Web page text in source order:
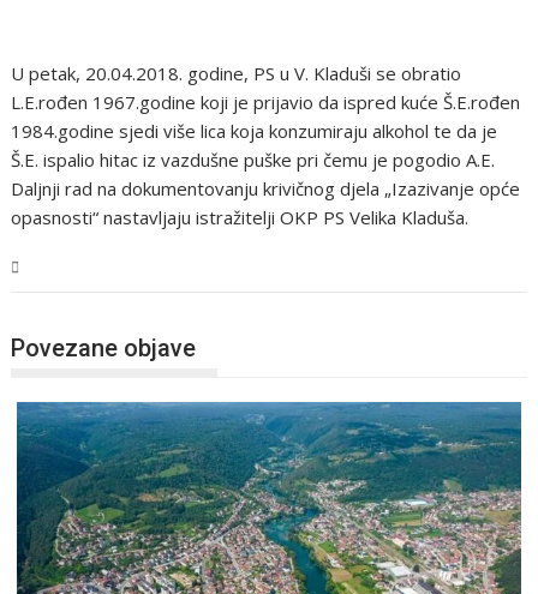
U petak, 20.04.2018. godine, PS u V. Kladuši se obratio
L.E.rođen 1967.godine koji je prijavio da ispred kuće Š.E.rođen
1984.godine sjedi više lica koja konzumiraju alkohol te da je
Š.E. ispalio hitac iz vazdušne puške pri čemu je pogodio A.E.
Daljnji rad na dokumentovanju krivičnog djela „Izazivanje opće
opasnosti“ nastavljaju istražitelji OKP PS Velika Kladuša.
Povezane objave